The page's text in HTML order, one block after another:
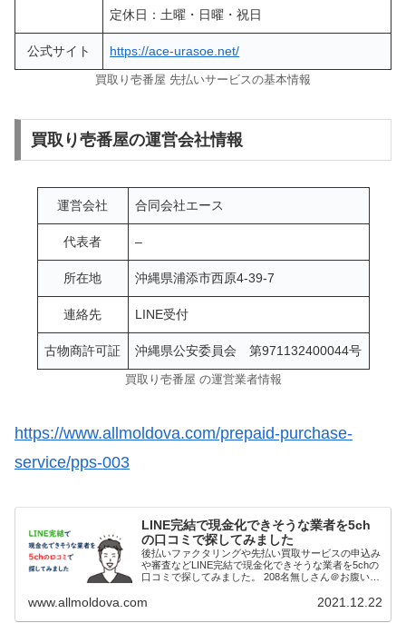
定休日：土曜・日曜・祝日
公式サイト https://ace-urasoe.net/
買取り壱番屋 先払いサービスの基本情報
買取り壱番屋の運営会社情報
運営会社 合同会社エース
代表者 –
所在地 沖縄県浦添市西原4-39-7
連絡先 LINE受付
古物商許可証 沖縄県公安委員会 第971132400044号
買取り壱番屋 の運営業者情報
https://www.allmoldova.com/prepaid-purchase-
service/pps-003
LINE完結で現金化できそうな業者を5ch
の口コミで探してみました
後払いファクタリングや先払い買取サービスの申込み
や審査などLINE完結で現金化できそうな業者を5chの
口コミで探してみました。 208名無しさん＠お腹いっ
www.allmoldova.com 2021.12.22